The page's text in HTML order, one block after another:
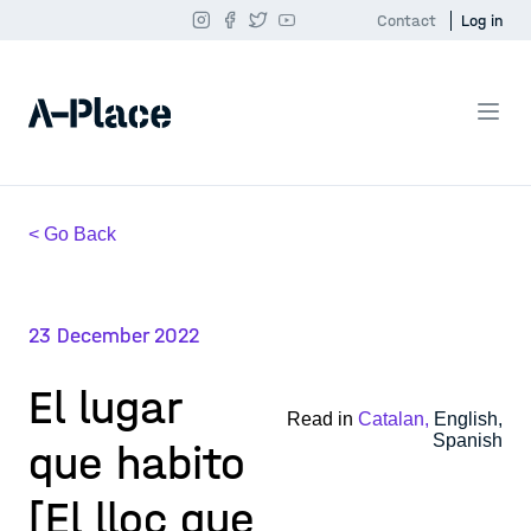
Contact Log in
< Go Back
23 December 2022
El lugar
que habito
[El lloc que
Read in Catalan, English,
Spanish